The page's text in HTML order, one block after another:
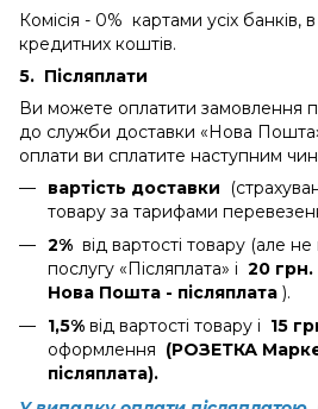
Комісія - 0% картами усіх банків,
кредитних коштів.
5. Післяплати
Ви можете оплатити замовлення
до служби доставки «Нова
оплати ви сплатите наступним
вартість доставки
товару за тарифами
2% від вартості товару (але
послугу «Післяплата» і 20 грн.
Нова Пошта - післяплата ).
1,5% від вартості товару і 15
оформлення (РОЗЕТКА
післяплата).